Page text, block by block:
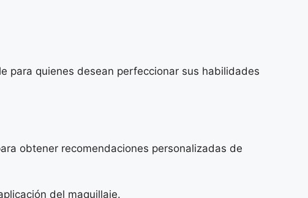
para quienes desean perfeccionar sus habilidades
obtener recomendaciones personalizadas de
del maquillaje.